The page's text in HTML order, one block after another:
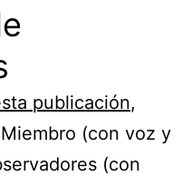
publicación,
(con voz y
(con